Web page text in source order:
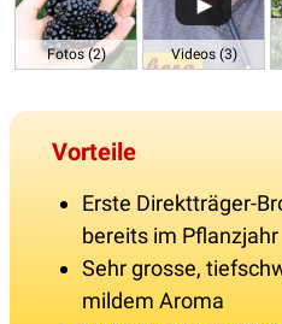
Fotos (2) Videos (3)
Vorteile
Erste Direktträger-
bereits im Pflanzjahr
Sehr grosse,
mildem Aroma